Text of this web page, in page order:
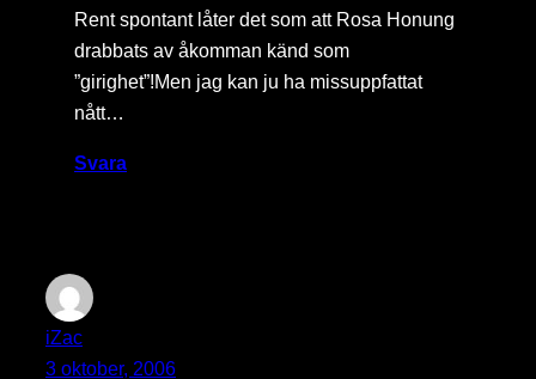
Rent spontant låter det som att Rosa Honung
drabbats av åkomman känd som
”girighet”!Men jag kan ju ha missuppfattat
nått…
Svara
iZac
3 oktober, 2006